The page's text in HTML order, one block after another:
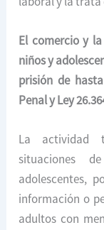
El comercio y
niños y
prisión de
Penal y Ley
La actividad
situaciones
adolescentes,
información o
adultos con